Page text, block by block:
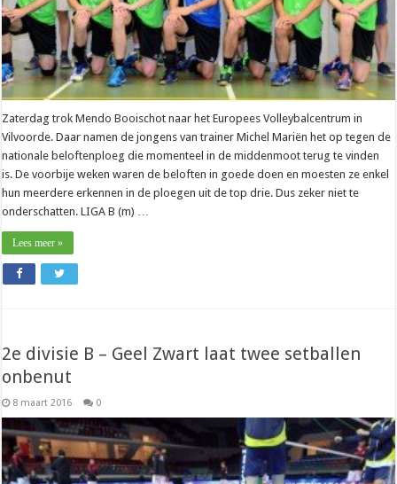
Zaterdag trok Mendo Booischot naar het Europees Volleybalcentrum in
Vilvoorde. Daar namen de jongens van trainer Michel Mariën het op tegen de
nationale beloftenploeg die momenteel in de middenmoot terug te vinden
is. De voorbije weken waren de beloften in goede doen en moesten ze enkel
hun meerdere erkennen in de ploegen uit de top drie. Dus zeker niet te
onderschatten. LIGA B (m) …
Lees meer »
2e divisie B – Geel Zwart laat twee setballen
onbenut
8 maart 2016 0